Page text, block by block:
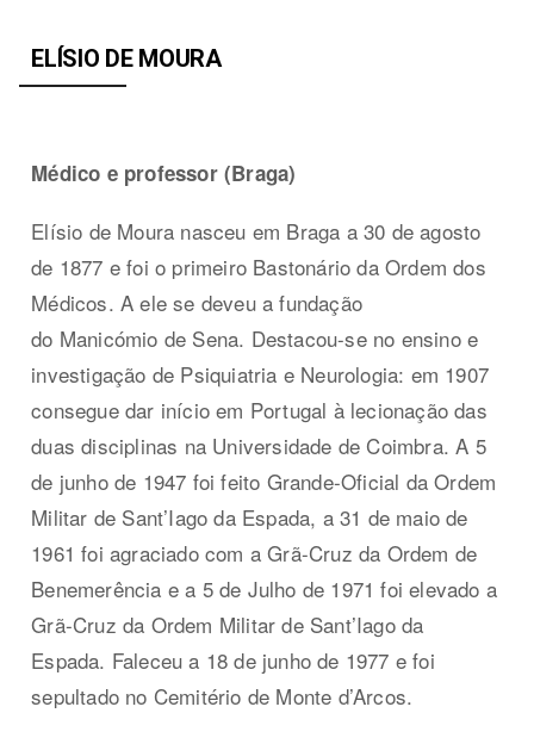
ELÍSIO DE MOURA
Médico e professor (Braga)
Elísio de Moura nasceu em Braga a 30 de agosto
de 1877 e foi o primeiro Bastonário da Ordem dos
Médicos. A ele se deveu a fundação
do Manicómio de Sena. Destacou-se no ensino e
investigação de Psiquiatria e Neurologia: em 1907
consegue dar início em Portugal à lecionação das
duas disciplinas na Universidade de Coimbra. A 5
de junho de 1947 foi feito Grande-Oficial da Ordem
Militar de Sant’Iago da Espada, a 31 de maio de
1961 foi agraciado com a Grã-Cruz da Ordem de
Benemerência e a 5 de Julho de 1971 foi elevado a
Grã-Cruz da Ordem Militar de Sant’Iago da
Espada. Faleceu a 18 de junho de 1977 e foi
sepultado no Cemitério de Monte d’Arcos.